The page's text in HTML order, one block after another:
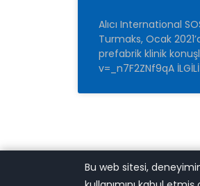
Alıcı International
Turmaks, Ocak
prefabrik klinik
v=_n7F2ZNf9qA İLGİLİ
Bu web sitesi,